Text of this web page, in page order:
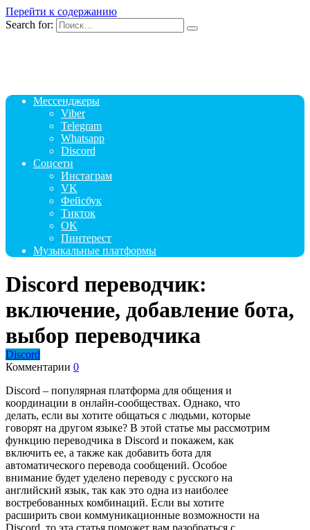
Перейти к содержанию
Search for:
Мессенджеры
Viber
Telegram
Whatsapp
Discord
Соцсети
Инстаграм
VK
Фейсбук
Тикток
OK
Пинтерест
Музыкальные платформы
Discord переводчик:
включение, добавление бота,
выбор переводчика
Discord
Комментарии 0
Discord – популярная платформа для общения и
координации в онлайн-сообществах. Однако, что
делать, если вы хотите общаться с людьми, которые
говорят на другом языке? В этой статье мы рассмотрим
функцию переводчика в Discord и покажем, как
включить ее, а также как добавить бота для
автоматического перевода сообщений. Особое
внимание будет уделено переводу с русского на
английский язык, так как это одна из наиболее
востребованных комбинаций. Если вы хотите
расширить свои коммуникационные возможности на